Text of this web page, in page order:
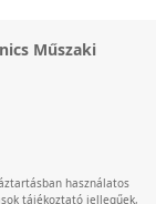
Műszaki
használatos
tájékoztató jellegűek,